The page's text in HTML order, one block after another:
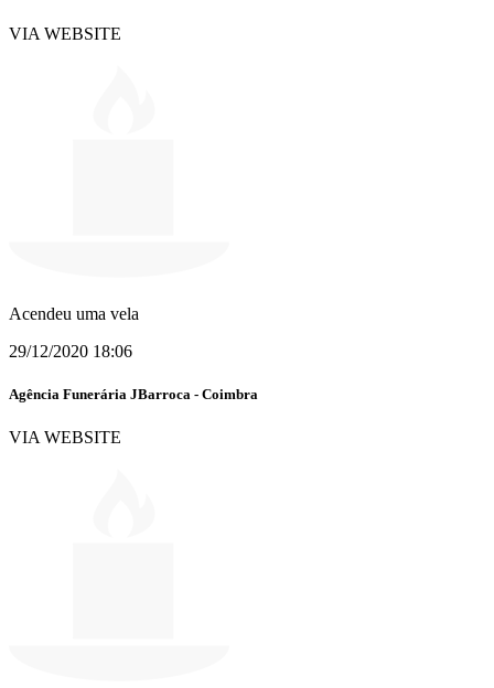
VIA WEBSITE
Acendeu uma vela
29/12/2020 18:06
Agência Funerária JBarroca - Coimbra
VIA WEBSITE